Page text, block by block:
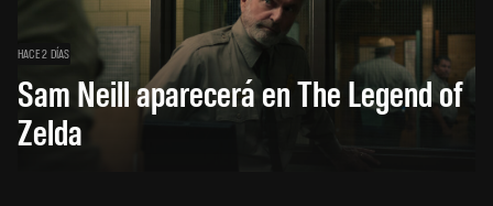
HACE 2 DÍAS
Sam Neill aparecerá en The Legend of
Zelda